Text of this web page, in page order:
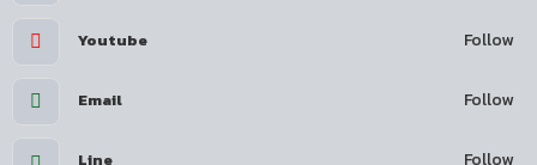
Youtube Follow
Email Follow
Line Follow